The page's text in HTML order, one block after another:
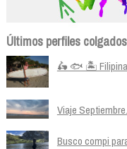
Últimos perfiles colgados
🛵 🐟 🏝️
Viaje
Busco compi